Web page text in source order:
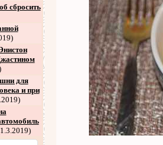
сбросить
для
и при